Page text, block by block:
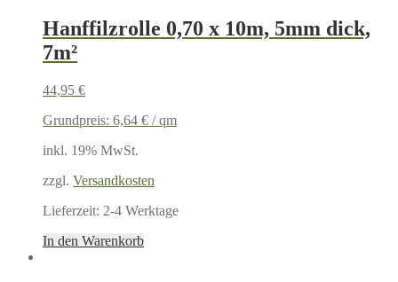
Hanffilzrolle 0,70 x 10m, 5mm dick,
7m²
44,95 €
Grundpreis: 6,64 € /qm
inkl. 19% MwSt.
zzgl. Versandkosten
Lieferzeit: 2-4 Werktage
In den Warenkorb